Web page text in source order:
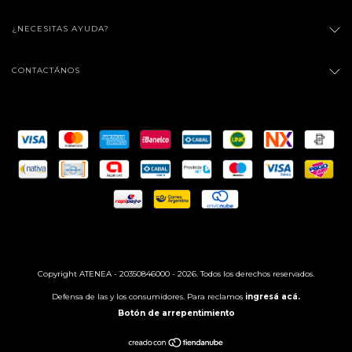
¿NECESITAS AYUDA?
CONTACTÁNOS
Copyright ATENEA - 20350846000 - 2026. Todos los derechos reservados.
Defensa de las y los consumidores. Para reclamos ingresá acá.
Botón de arrepentimiento